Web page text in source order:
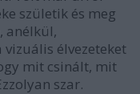
születik és meg
anélkül,
élvezeteket
mit csinált, mit
szar.